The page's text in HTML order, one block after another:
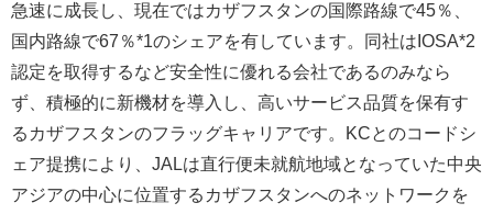
急速に成長し、現在ではカザフスタンの国際路線で45％、
国内路線で67％*1のシェアを有しています。同社はIOSA*2
認定を取得するなど安全性に優れる会社であるのみなら
ず、積極的に新機材を導入し、高いサービス品質を保有す
るカザフスタンのフラッグキャリアです。KCとのコードシ
ェア提携により、JALは直行便未就航地域となっていた中央
アジアの中心に位置するカザフスタンへのネットワークを